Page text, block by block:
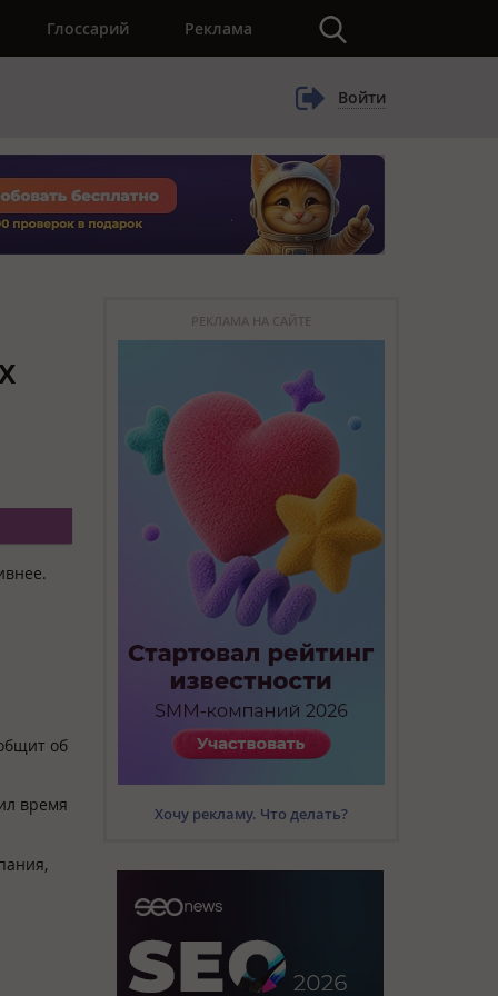
Глоссарий Реклама
Войти
об
время
РЕКЛАМА НА САЙТЕ
Хочу рекламу. Что делать?